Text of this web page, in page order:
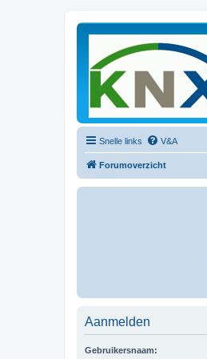
Snelle links V&A
Forumoverzicht
Aanmelden
Gebruikersnaam: